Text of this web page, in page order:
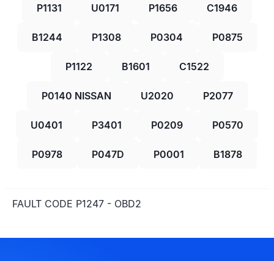
P1131 U0171 P1656 C1946
B1244 P1308 P0304 P0875
P1122 B1601 C1522
P0140 NISSAN U2020 P2077
U0401 P3401 P0209 P0570
P0978 P047D P0001 B1878
FAULT CODE P1247 - OBD2